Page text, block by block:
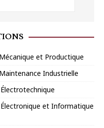
et Productique
Industrielle
et Informatique